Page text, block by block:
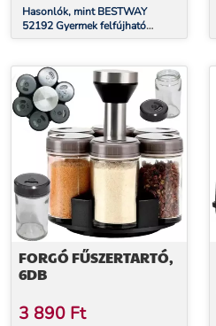
Hasonlók, mint BESTWAY
52192 Gyermek felfújható
medence árnyékoló tetővel
FORGÓ FŰSZERTARTÓ,
6DB
3 890 Ft